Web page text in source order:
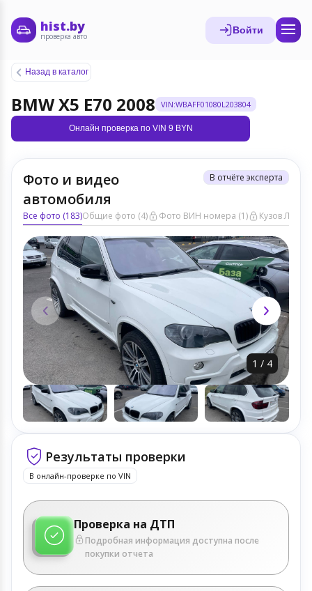
hist.by
проверка авто
Войти
Назад в каталог
BMW X5 E70 2008 VIN:WBAFF01080L203804
Онлайн проверка по VIN 9 BYN
Фото и видео
автомобиля
В отчёте эксперта
Все фото (183)Общие фото (4) Фото ВИН номера (1) Кузов ЛКП
1 / 4
Результаты проверки
В онлайн-проверке по VIN
Проверка на ДТП
Подробная информация доступна после
покупки отчета